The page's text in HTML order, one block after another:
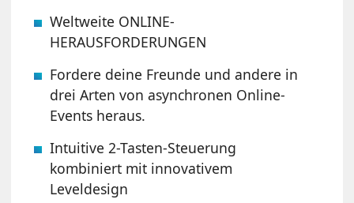
Weltweite ONLINE-
HERAUSFORDERUNGEN
Fordere deine Freunde und andere in
drei Arten von asynchronen Online-
Events heraus.
Intuitive 2-Tasten-Steuerung
kombiniert mit innovativem
Leveldesign